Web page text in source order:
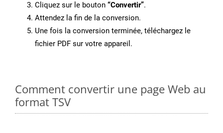
Cliquez sur le bouton “Convertir”.
Attendez la fin de la conversion.
Une fois la conversion terminée, téléchargez le
fichier PDF sur votre appareil.
Comment convertir une page Web au
format TSV